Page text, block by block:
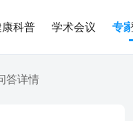
康科普 学术会议 专
答详情